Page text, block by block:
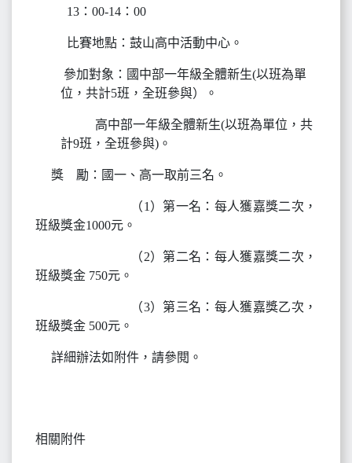
13：00-14：00
比賽地點：鼓山高中活動中心。
參加對象：國中部一年級全體新生(以班為單
位，共計5班，全班參與）。
高中部一年級全體新生(以班為單位，共
計9班，全班參與)。
獎 勵：國一、高一取前三名。
（1）第一名：每人獲嘉獎二次，
班級獎金1000元。
（2）第二名：每人獲嘉獎二次，
班級獎金 750元。
（3）第三名：每人獲嘉獎乙次，
班級獎金 500元。
詳細辦法如附件，請參閱。
相關附件